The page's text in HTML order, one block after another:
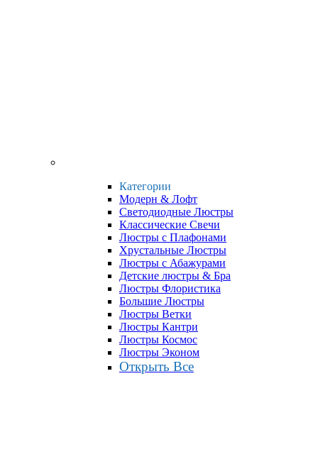
Категории
Модерн & Лофт
Светодиодные Люстры
Классические Свечи
Люстры с Плафонами
Хрустальные Люстры
Люстры с Абажурами
Детские люстры & Бра
Люстры Флористика
Большие Люстры
Люстры Ветки
Люстры Кантри
Люстры Космос
Люстры Эконом
Открыть Все